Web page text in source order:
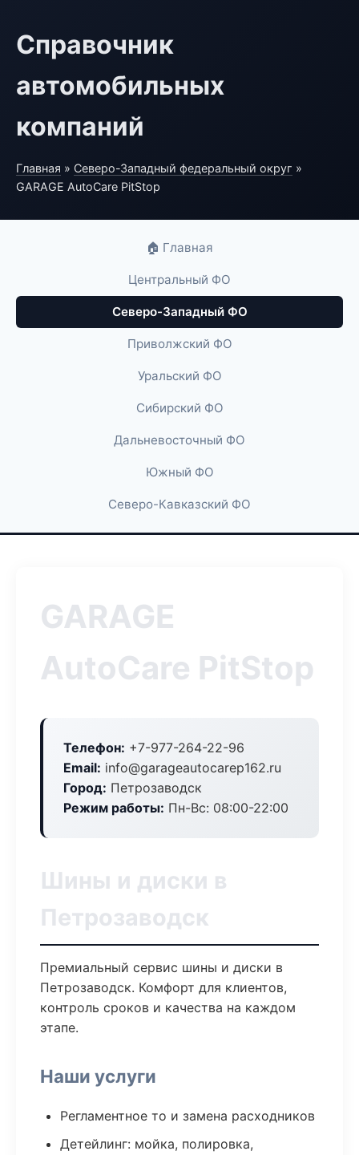
Справочник
автомобильных
компаний
Главная » Северо-Западный федеральный округ »
GARAGE AutoCare PitStop
🏠 Главная
Центральный ФО
Северо-Западный ФО
Приволжский ФО
Уральский ФО
Сибирский ФО
Дальневосточный ФО
Южный ФО
Северо-Кавказский ФО
GARAGE
AutoCare PitStop
Телефон: +7-977-264-22-96
Email: info@garageautocarep162.ru
Город: Петрозаводск
Режим работы: Пн-Вс: 08:00-22:00
Шины и диски в
Петрозаводск
Премиальный сервис шины и диски в
Петрозаводск. Комфорт для клиентов,
контроль сроков и качества на каждом
этапе.
Наши услуги
Регламентное то и замена расходников
Детейлинг: мойка, полировка,